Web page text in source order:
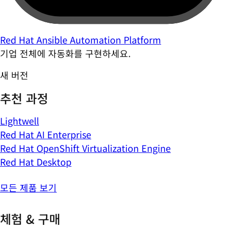
Red Hat Ansible Automation Platform
기업 전체에 자동화를 구현하세요.
새 버전
추천 과정
Lightwell
Red Hat AI Enterprise
Red Hat OpenShift Virtualization Engine
Red Hat Desktop
모든 제품 보기
체험 & 구매